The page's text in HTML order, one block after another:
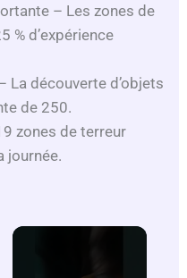
– Les zones de
% d’expérience
La découverte d’objets
de 250.
zones de terreur
journée.